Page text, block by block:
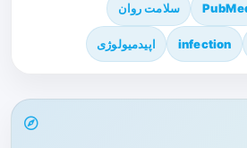
سلامت روان
infection اپیدمیولوژی